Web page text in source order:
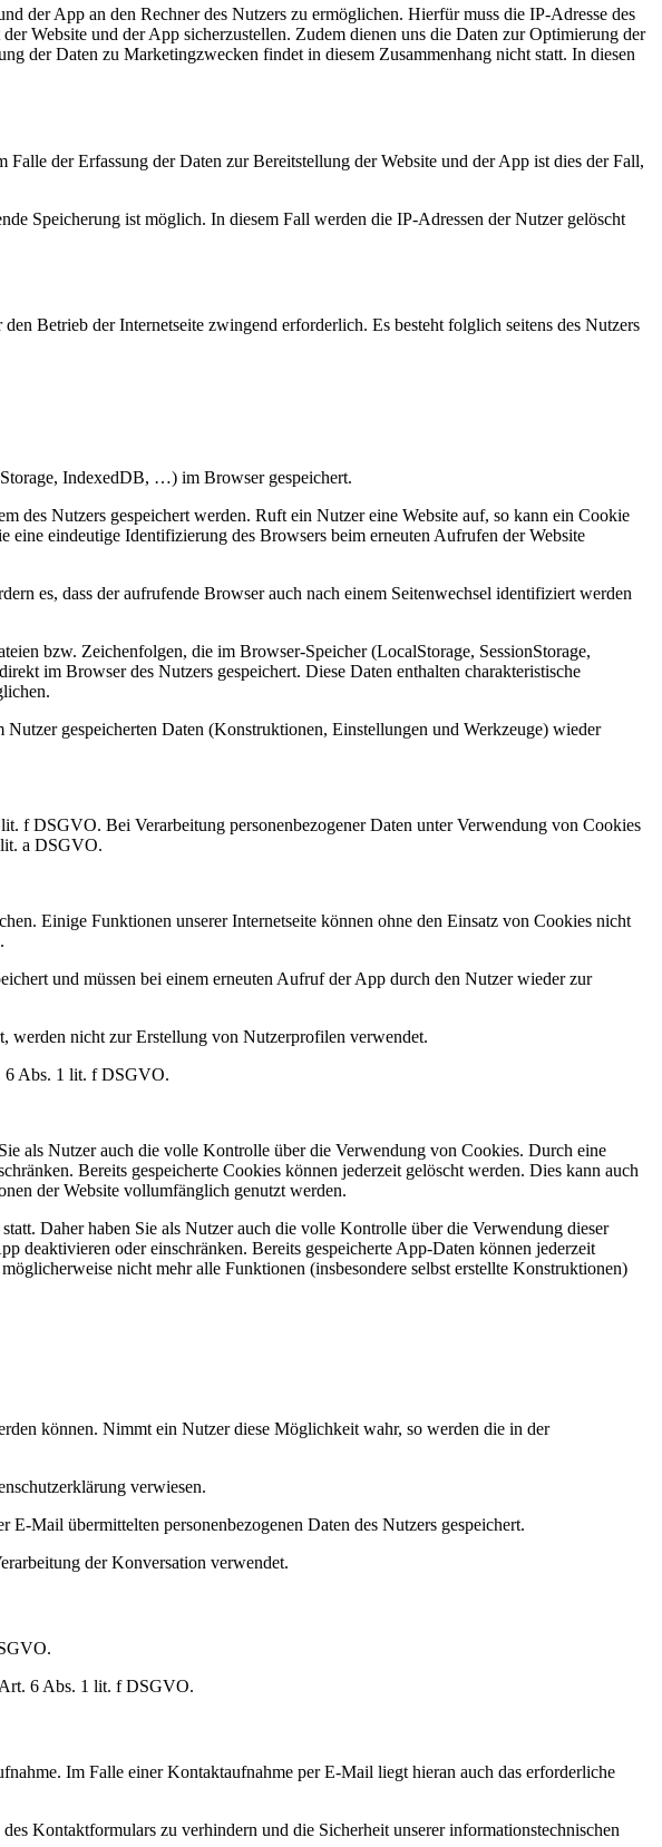
der App an den Rechner des Nutzers zu ermöglichen. Hierfür muss die IP-Adresse des
Website und der App sicherzustellen. Zudem dienen uns die Daten zur Optimierung der
der Daten zu Marketingzwecken findet in diesem Zusammenhang nicht statt. In diesen
der Erfassung der Daten zur Bereitstellung der Website und der App ist dies der Fall,
Speicherung ist möglich. In diesem Fall werden die IP-Adressen der Nutzer gelöscht
Betrieb der Internetseite zwingend erforderlich. Es besteht folglich seitens des Nutzers
IndexedDB, …) im Browser gespeichert.
des Nutzers gespeichert werden. Ruft ein Nutzer eine Website auf, so kann ein Cookie
eine eindeutige Identifizierung des Browsers beim erneuten Aufrufen der Website
es, dass der aufrufende Browser auch nach einem Seitenwechsel identifiziert werden
bzw. Zeichenfolgen, die im Browser-Speicher (LocalStorage, SessionStorage,
im Browser des Nutzers gespeichert. Diese Daten enthalten charakteristische
gespeicherten Daten (Konstruktionen, Einstellungen und Werkzeuge) wieder
f DSGVO. Bei Verarbeitung personenbezogener Daten unter Verwendung von Cookies
a DSGVO.
Einige Funktionen unserer Internetseite können ohne den Einsatz von Cookies nicht
und müssen bei einem erneuten Aufruf der App durch den Nutzer wieder zur
werden nicht zur Erstellung von Nutzerprofilen verwendet.
6 Abs. 1 lit. f DSGVO.
als Nutzer auch die volle Kontrolle über die Verwendung von Cookies. Durch eine
Bereits gespeicherte Cookies können jederzeit gelöscht werden. Dies kann auch
der Website vollumfänglich genutzt werden.
Daher haben Sie als Nutzer auch die volle Kontrolle über die Verwendung dieser
deaktivieren oder einschränken. Bereits gespeicherte App-Daten können jederzeit
nicht mehr alle Funktionen (insbesondere selbst erstellte Konstruktionen)
können. Nimmt ein Nutzer diese Möglichkeit wahr, so werden die in der
verwiesen.
Mail übermittelten personenbezogenen Daten des Nutzers gespeichert.
der Konversation verwendet.
Art. 6 Abs. 1 lit. f DSGVO.
Im Falle einer Kontaktaufnahme per E-Mail liegt hieran auch das erforderliche
Kontaktformulars zu verhindern und die Sicherheit unserer informationstechnischen